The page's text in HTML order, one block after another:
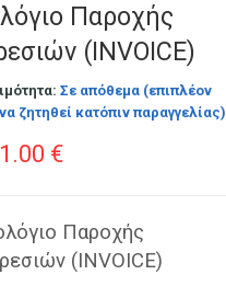
Παροχής
(ΙNVΟΙCΕ)
Σε απόθεμα (επιπλέον
ζητηθεί κατόπιν παραγγελίας)
Original
7.90 €.
1.00 €Η
τιμή
είναι:
Παροχής
(ΙNVΟΙCΕ)